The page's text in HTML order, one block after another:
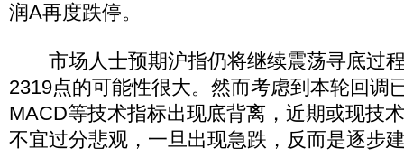
润A再度跌停。
市场人士预期沪指仍将继续震荡寻底过
2319点的可能性很大。然而考虑到本轮回调
MACD等技术指标出现底背离，近期或现技
不宜过分悲观，一旦出现急跌，反而是逐步